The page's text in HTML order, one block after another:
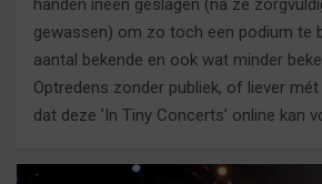
handen ineen geslagen (na ze
gewassen) om zo toch een podium te
aantal bekende en ook wat minder
Optredens zonder publiek, of liever
dat deze ’In Tiny Concerts’ online kan